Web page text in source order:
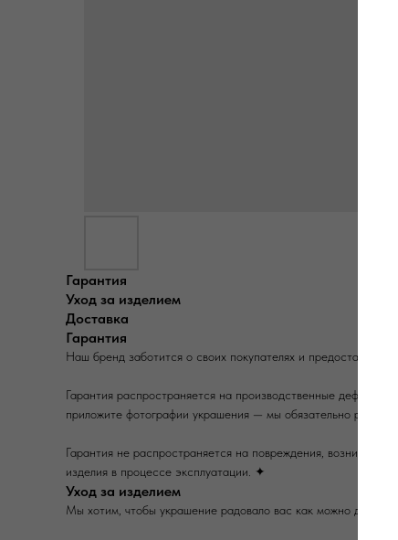
Гарантия
Уход за изделием
Доставка
Гарантия
Наш бренд заботится о своих покупателях и предоставляет
Гарантия распространяется на производственные дефекты
приложите фотографии украшения — мы обязательно
Гарантия не распространяется на повреждения, возникшие
изделия в процессе эксплуатации. ✦
Уход за изделием
Мы хотим, чтобы украшение радовало вас как можно дольше,